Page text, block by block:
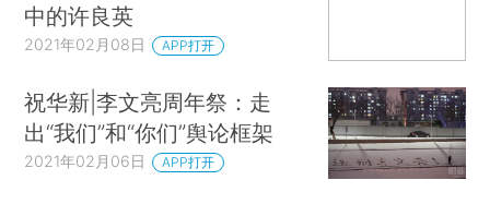
中的许良英
2021年02月08日 APP打开
祝华新|李文亮周年祭：走
出“我们”和“你们”舆论框架
2021年02月06日 APP打开